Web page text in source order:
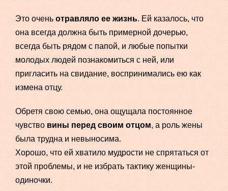
Это очень отравляло ее жизнь. Ей казалось, что
она всегда должна быть примерной дочерью,
всегда быть рядом с папой, и любые попытки
молодых людей познакомиться с ней, или
пригласить на свидание, воспринимались ею как
измена отцу.
Обретя свою семью, она ощущала постоянное
чувство вины перед своим отцом, а роль жены
была трудна и невыносима.
Хорошо, что ей хватило мудрости не спрятаться от
этой проблемы, и не избрать тактику женщины-
одиночки.